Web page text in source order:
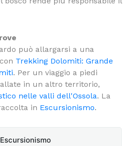
può allargarsi a una
Trekking Dolomiti: Grande
. Per un viaggio a piedi
in un altro territorio,
nelle valli dell'Ossola. La
in Escursionismo.
Escursionismo